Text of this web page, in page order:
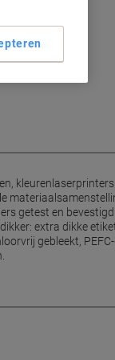
kleurenlaserprinters
getest en
extra dikke
gebleekt,